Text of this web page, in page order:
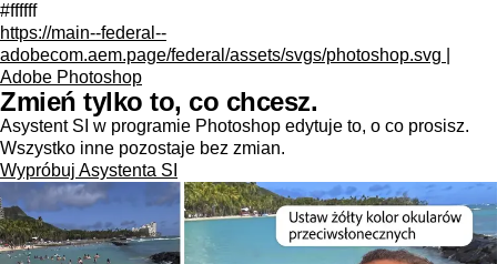
#ffffff
https://main--federal--
adobecom.aem.page/federal/assets/svgs/photoshop.svg |
Adobe Photoshop
Zmień tylko to, co chcesz.
Asystent SI w programie Photoshop edytuje to, o co prosisz.
Wszystko inne pozostaje bez zmian.
Wypróbuj Asystenta SI